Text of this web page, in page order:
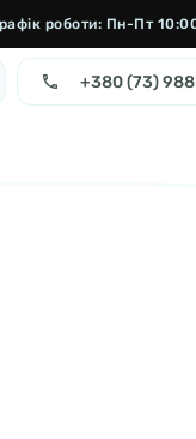
роботи: Пн-Пт
+380 (73)